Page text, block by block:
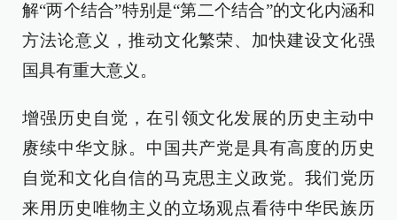
解“两个结合”特别是“第二个结合”的文化内涵和
方法论意义，推动文化繁荣、加快建设文化强
国具有重大意义。
增强历史自觉，在引领文化发展的历史主动中
赓续中华文脉。中国共产党是具有高度的历史
自觉和文化自信的马克思主义政党。我们党历
来用历史唯物主义的立场观点看待中华民族历